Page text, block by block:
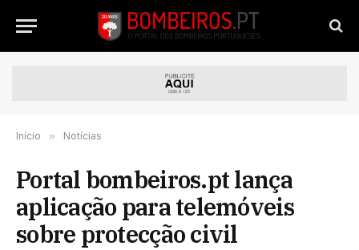
Início » Notícias
Portal bombeiros.pt lança
aplicação para telemóveis
sobre protecção civil